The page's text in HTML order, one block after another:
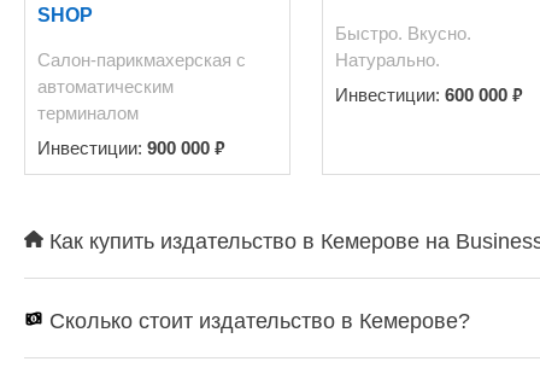
SHOP
Салон-парикмахерская с
автоматическим
терминалом
Инвестиции: 900 000 ₽
Быстро. Вкусно.
Натурально.
Инвестиции: 600 000 ₽
Как купить издательство в Кемерове на
Сколько стоит издательство в Кемерове?